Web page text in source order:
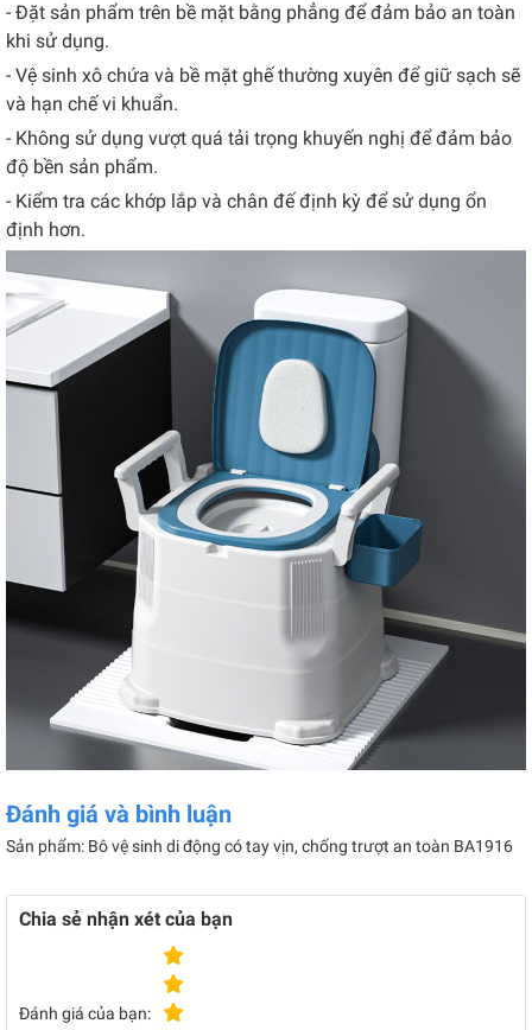
- Đặt sản phẩm trên bề mặt bằng phẳng để đảm bảo an toàn
khi sử dụng.
- Vệ sinh xô chứa và bề mặt ghế thường xuyên để giữ sạch sẽ
và hạn chế vi khuẩn.
- Không sử dụng vượt quá tải trọng khuyến nghị để đảm bảo
độ bền sản phẩm.
- Kiểm tra các khớp lắp và chân đế định kỳ để sử dụng ổn
định hơn.
Đánh giá và bình luận
Sản phẩm: Bô vệ sinh di động có tay vịn, chống trượt an toàn BA1916
Chia sẻ nhận xét của bạn
Đánh giá của bạn: